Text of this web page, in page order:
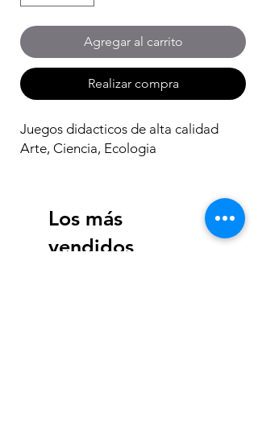
Agregar al carrito
Realizar compra
Juegos didacticos de alta calidad
Arte, Ciencia, Ecologia
Los más
vendidos